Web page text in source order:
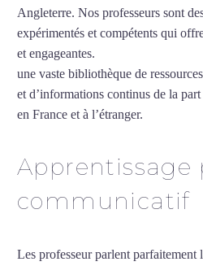
Angleterre. Nos professeurs sont
expérimentés et compétents qui
et engageantes.
une vaste bibliothèque de
et d’informations continus de la
en France et à l’étranger.
Apprentissage
communicatif
Les professeur parlent parfaitement